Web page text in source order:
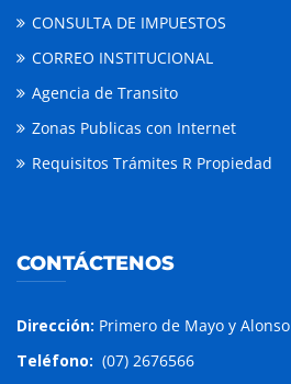
CONSULTA DE IMPUESTOS
CORREO INSTITUCIONAL
Agencia de Transito
Zonas Publicas con Internet
Requisitos Trámites R Propiedad
CONTÁCTENOS
Dirección: Primero de Mayo y
Teléfono: (07) 2676566